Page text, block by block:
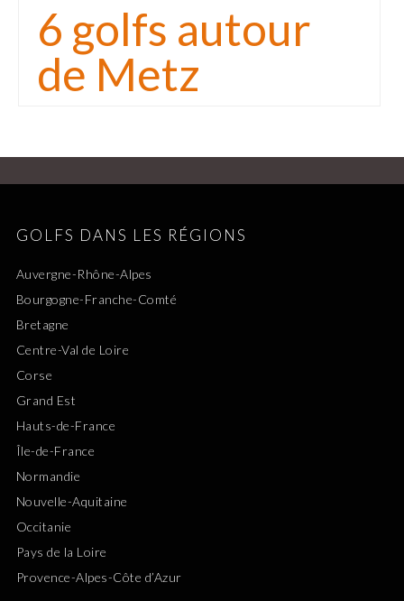
6 golfs autour
de Metz
GOLFS DANS LES RÉGIONS
Auvergne-Rhône-Alpes
Bourgogne-Franche-Comté
Bretagne
Centre-Val de Loire
Corse
Grand Est
Hauts-de-France
Île-de-France
Normandie
Nouvelle-Aquitaine
Occitanie
Pays de la Loire
Provence-Alpes-Côte d’Azur